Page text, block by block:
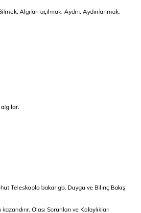
Algıları açılmak. Aydın. Aydınlanmak.
Teleskopla bakar gb. Duygu ve Bilinç Bakış
Olası Sorunları ve Kolaylıkları